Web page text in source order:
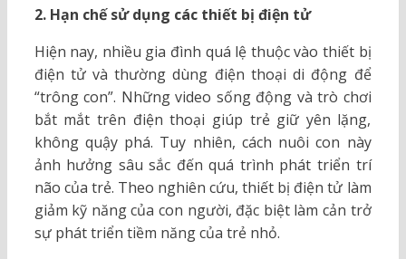
2. Hạn chế sử dụng các thiết bị điện tử
Hiện nay, nhiều gia đình quá lệ thuộc vào thiết bị
điện tử và thường dùng điện thoại di động để
“trông con”. Những video sống động và trò chơi
bắt mắt trên điện thoại giúp trẻ giữ yên lặng,
không quậy phá. Tuy nhiên, cách nuôi con này
ảnh hưởng sâu sắc đến quá trình phát triển trí
não của trẻ. Theo nghiên cứu, thiết bị điện tử làm
giảm kỹ năng của con người, đặc biệt làm cản trở
sự phát triển tiềm năng của trẻ nhỏ.